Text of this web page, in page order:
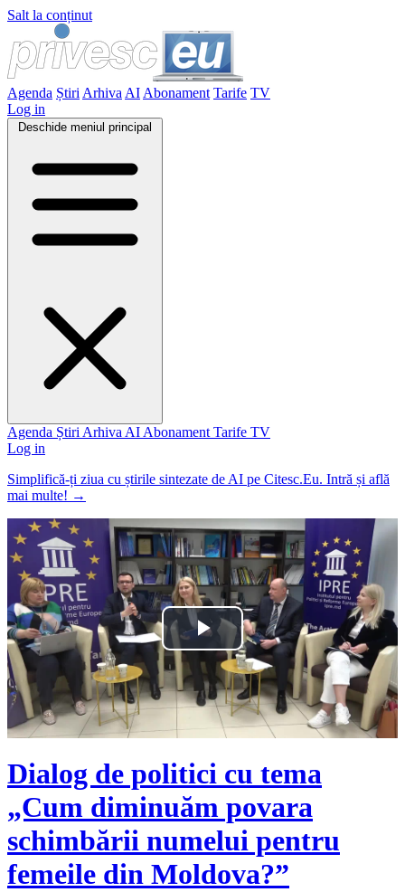
Salt la conținut
Agenda Știri Arhiva AI Abonament Tarife TV
Log in
Deschide meniul principal
Agenda Știri Arhiva AI Abonament Tarife TV
Log in
Simplifică-ți ziua cu știrile sintezate de AI pe Citesc.Eu. Intră și află
mai multe! →
Play
Video
Dialog de politici cu tema
„Cum diminuăm povara
schimbării numelui pentru
femeile din Moldova?”